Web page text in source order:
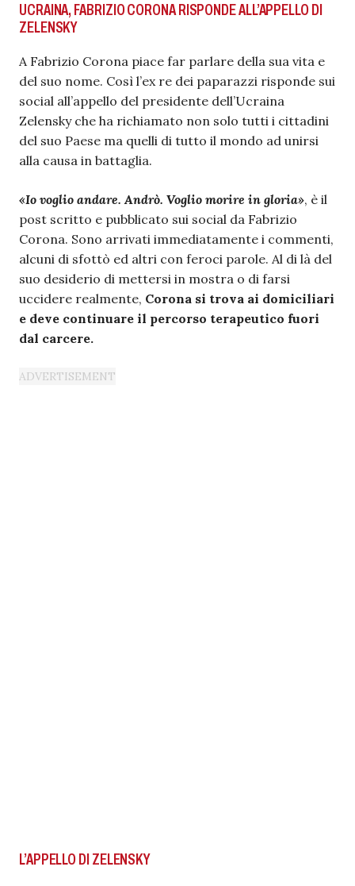
UCRAINA, FABRIZIO CORONA RISPONDE ALL’APPELLO DI
ZELENSKY
A Fabrizio Corona piace far parlare della sua vita e
del suo nome. Così l’ex re dei paparazzi risponde sui
social all’appello del presidente dell’Ucraina
Zelensky che ha richiamato non solo tutti i cittadini
del suo Paese ma quelli di tutto il mondo ad unirsi
alla causa in battaglia.
«Io voglio andare. Andrò. Voglio morire in gloria», è il
post scritto e pubblicato sui social da Fabrizio
Corona. Sono arrivati immediatamente i commenti,
alcuni di sfottò ed altri con feroci parole. Al di là del
suo desiderio di mettersi in mostra o di farsi
uccidere realmente, Corona si trova ai domiciliari
e deve continuare il percorso terapeutico fuori
dal carcere.
L’APPELLO DI ZELENSKY